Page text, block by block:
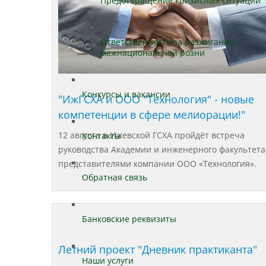
Ответственность за разжигание
межнациональной розни
Конкурсы и вакансии
Контакты
Обратная связь
Банковские реквизиты
Наши услуги
"ИжГСХА и ООО "Технология" - новые
компетенции в сфере мелиорации!"
12 августа в Ижевской ГСХА пройдёт встреча
руководства Академии и инженерного
представителями компании ООО «Технология».
Летний проект "Дневник практиканта"